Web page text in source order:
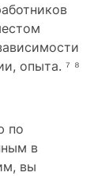
опыта. ⁷ ⁸
по
в
вы